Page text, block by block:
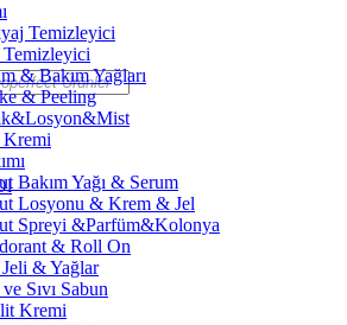
Temizleyici
& Bakım Yağları
& Peeling
Bakım Yağı & Serum
Losyonu & Krem & Jel
Spreyi &Parfüm&Kolonya
& Roll On
& Yağlar
Sıvı Sabun
Kremi